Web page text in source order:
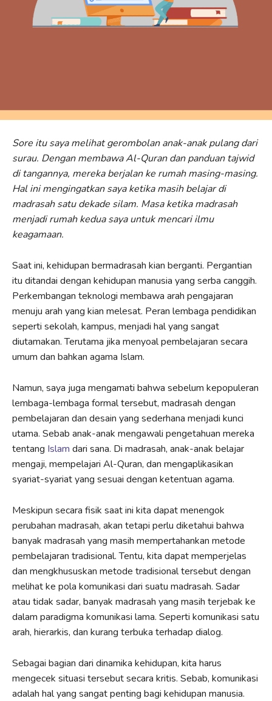
Sore itu saya melihat gerombolan anak-anak pulang dari
surau. Dengan membawa Al-Quran dan panduan tajwid
di tangannya, mereka berjalan ke rumah masing-masing.
Hal ini mengingatkan saya ketika masih belajar di
madrasah satu dekade silam. Masa ketika madrasah
menjadi rumah kedua saya untuk mencari ilmu
keagamaan.
Saat ini, kehidupan bermadrasah kian berganti. Pergantian
itu ditandai dengan kehidupan manusia yang serba canggih.
Perkembangan teknologi membawa arah pengajaran
menuju arah yang kian melesat. Peran lembaga pendidikan
seperti sekolah, kampus, menjadi hal yang sangat
diutamakan. Terutama jika menyoal pembelajaran secara
umum dan bahkan agama Islam.
Namun, saya juga mengamati bahwa sebelum kepopuleran
lembaga-lembaga formal tersebut, madrasah dengan
pembelajaran dan desain yang sederhana menjadi kunci
utama. Sebab anak-anak mengawali pengetahuan mereka
tentang Islam dari sana. Di madrasah, anak-anak belajar
mengaji, mempelajari Al-Quran, dan mengaplikasikan
syariat-syariat yang sesuai dengan ketentuan agama.
Meskipun secara fisik saat ini kita dapat menengok
perubahan madrasah, akan tetapi perlu diketahui bahwa
banyak madrasah yang masih mempertahankan metode
pembelajaran tradisional. Tentu, kita dapat memperjelas
dan mengkhususkan metode tradisional tersebut dengan
melihat ke pola komunikasi dari suatu madrasah. Sadar
atau tidak sadar, banyak madrasah yang masih terjebak ke
dalam paradigma komunikasi lama. Seperti komunikasi satu
arah, hierarkis, dan kurang terbuka terhadap dialog.
Sebagai bagian dari dinamika kehidupan, kita harus
mengecek situasi tersebut secara kritis. Sebab, komunikasi
adalah hal yang sangat penting bagi kehidupan manusia.